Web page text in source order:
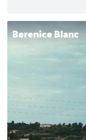
Berenice Blanc